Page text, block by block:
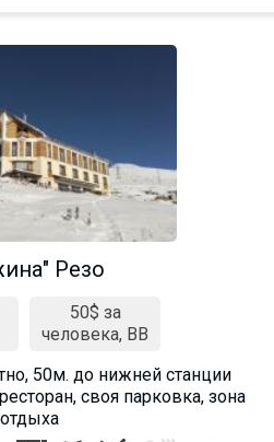
Резо
50$ за
человека, BB
50м. до нижней станции
своя парковка, зона
отдыха